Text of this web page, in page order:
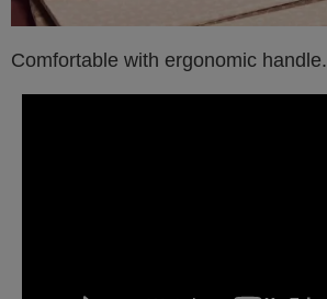
Comfortable with ergonomic handle.